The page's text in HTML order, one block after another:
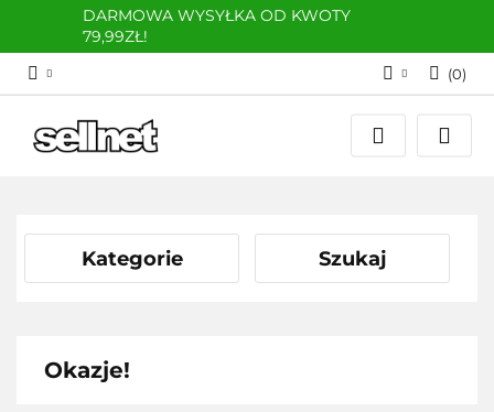
DARMOWA WYSYŁKA OD KWOTY
79,99ZŁ!
Zaloguj się
Zarejestruj się
(0)
Kategorie Szukaj
Okazje!